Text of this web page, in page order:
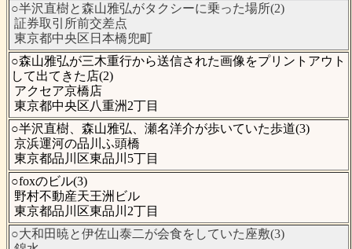
○半沢直樹と森山雅弘がタクシーに乗った場所(2)
証券取引所前交差点
東京都中央区日本橋兜町
○森山雅弘が三木重行から送信された画像をプリントアウト
して出てきた店(2)
アクセア京橋店
東京都中央区八重洲2丁目
○半沢直樹、森山雅弘、瀬名洋介が歩いていた歩道(3)
京浜運河の品川ふ頭橋
東京都品川区東品川5丁目
○foxのビル(3)
野村不動産天王洲ビル
東京都品川区東品川2丁目
○大和田暁と伊佐山泰二が会食をしていた座敷(3)